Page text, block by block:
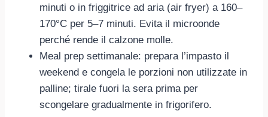
minuti o in friggitrice ad aria (air fryer) a 160–
170°C per 5–7 minuti. Evita il microonde
perché rende il calzone molle.
Meal prep settimanale: prepara l’impasto il
weekend e congela le porzioni non utilizzate in
palline; tirale fuori la sera prima per
scongelare gradualmente in frigorifero.